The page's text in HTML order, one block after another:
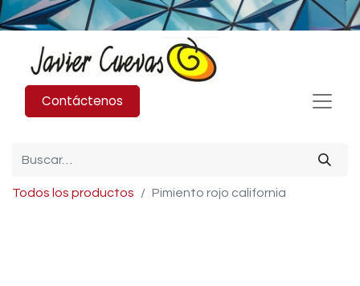
Contáctenos
Todos los productos Pimiento rojo california